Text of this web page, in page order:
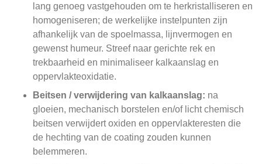
lang genoeg vastgehouden om te herkristalliseren en
homogeniseren; de werkelijke instelpunten zijn
afhankelijk van de spoelmassa, lijnvermogen en
gewenst humeur. Streef naar gerichte rek en
trekbaarheid en minimaliseer kalkaanslag en
oppervlakteoxidatie.
Beitsen / verwijdering van kalkaanslag: na
gloeien, mechanisch borstelen en/of licht chemisch
beitsen verwijdert oxiden en oppervlakteresten die
de hechting van de coating zouden kunnen
belemmeren.